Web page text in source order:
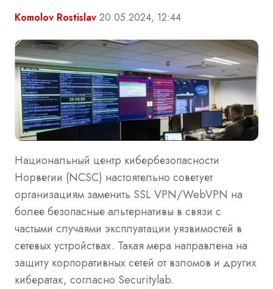
Komolov Rostislav 20.05.2024, 12:44
Национальный центр кибербезопасности
Норвегии (NCSC) настоятельно советует
организациям заменить SSL VPN/WebVPN на
более безопасные альтернативы в связи с
частыми случаями эксплуатации уязвимостей в
сетевых устройствах. Такая мера направлена на
защиту корпоративных сетей от взломов и других
кибератак, согласно Securitylab.